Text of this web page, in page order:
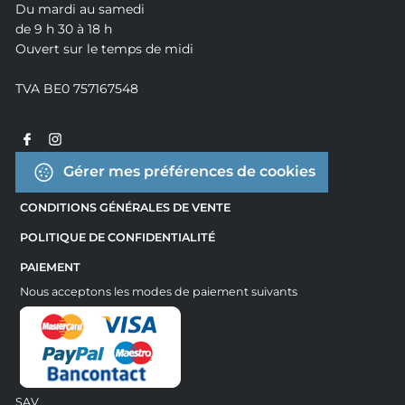
Du mardi au samedi
de 9 h 30 à 18 h
Ouvert sur le temps de midi
TVA BE0 757167548
Gérer mes préférences de cookies
CONDITIONS GÉNÉRALES DE VENTE
POLITIQUE DE CONFIDENTIALITÉ
PAIEMENT
Nous acceptons les modes de paiement suivants
SAV